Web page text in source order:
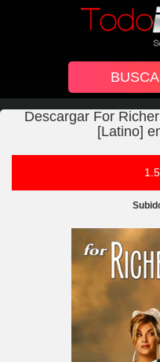
Descargar For
[Latino]